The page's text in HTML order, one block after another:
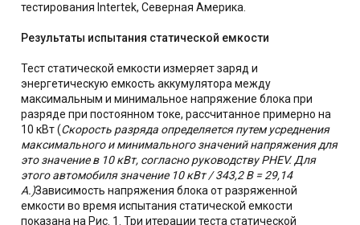
тестирования Intertek, Северная Америка.
Результаты испытания статической емкости
Тест статической емкости измеряет заряд и
энергетическую емкость аккумулятора между
максимальным и минимальное напряжение блока при
разряде при постоянном токе, рассчитанное примерно на
10 кВт (Скорость разряда определяется путем усреднения
максимального и минимального значений напряжения для
это значение в 10 кВт, согласно руководству PHEV. Для
этого автомобиля значение 10 кВт / 343,2 В = 29,14
А.)Зависимость напряжения блока от разряженной
емкости во время испытания статической емкости
показана на Рис. 1. Три итерации теста статической